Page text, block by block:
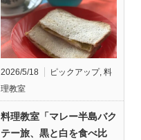
2026/5/18 ピックアップ, 料
理教室
料理教室「マレー半島バク
テー旅、黒と白を食べ比